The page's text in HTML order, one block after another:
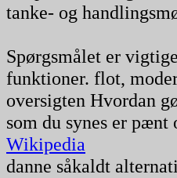
tanke- og
Spørgsmålet er
funktioner. flot,
oversigten Hvordan
som du synes er
Wikipedia
danne såkaldt